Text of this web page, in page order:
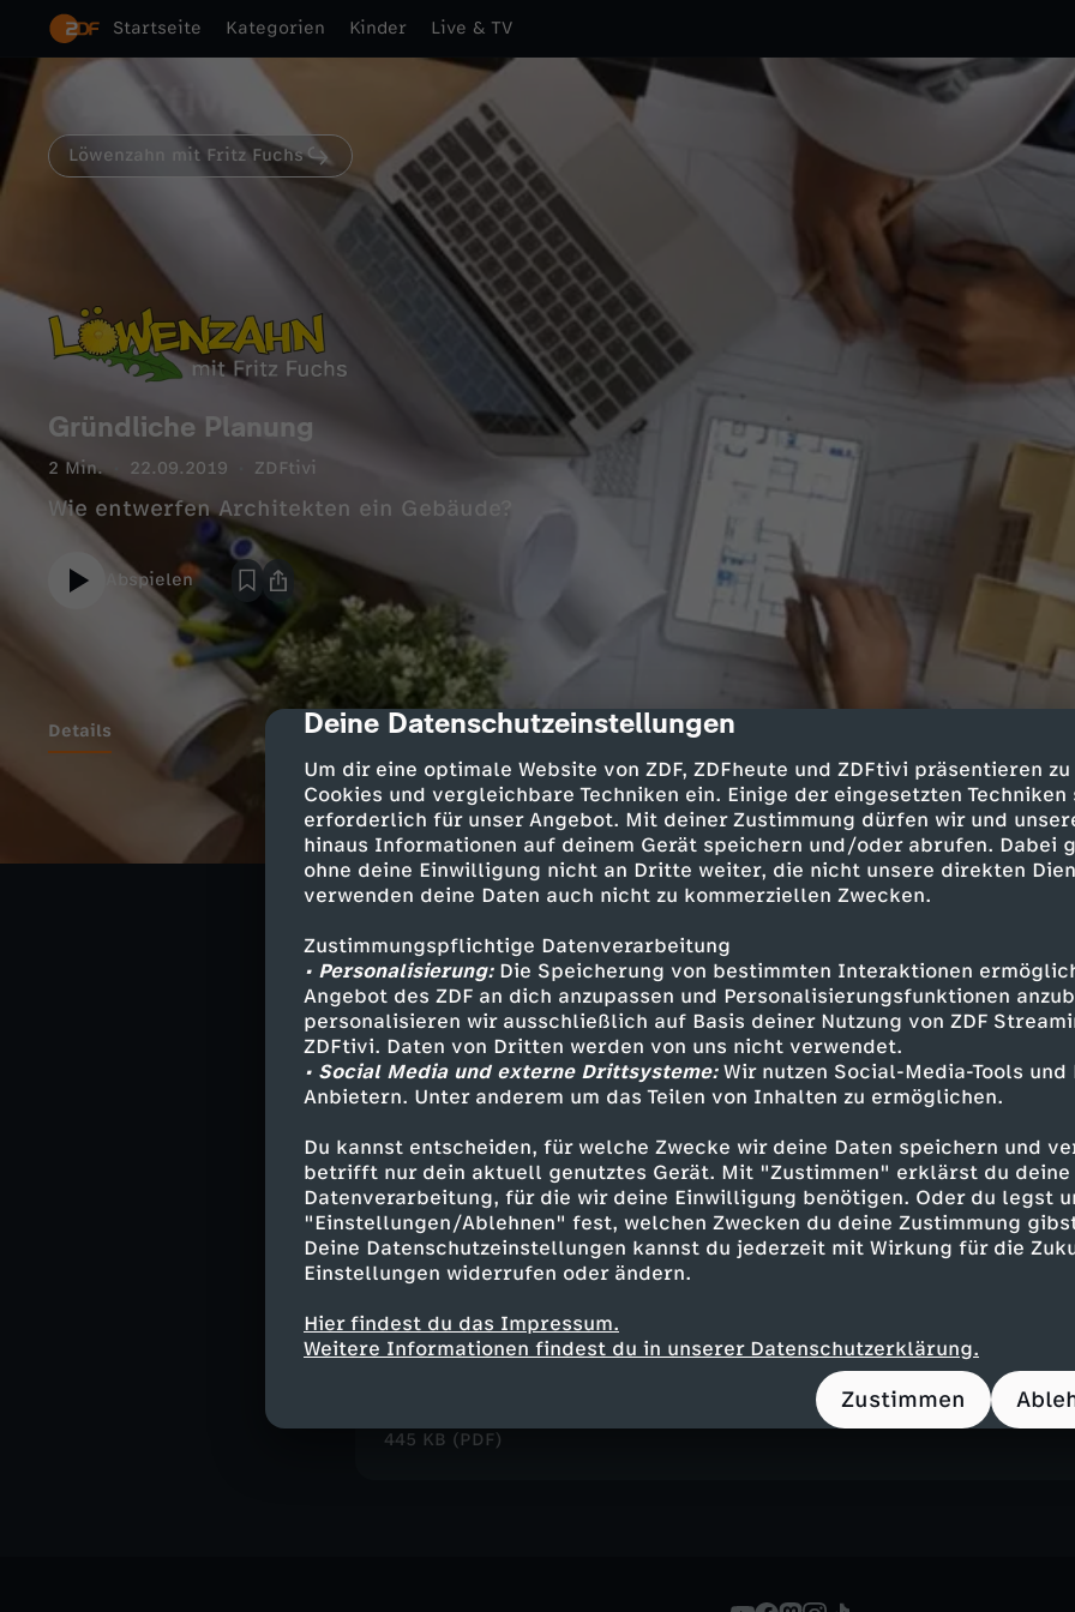
cmp-dialog-description
Deine Datenschutzeinstellungen
Um dir eine optimale Website von ZDF, ZDFheute und ZDFtivi präsentieren
Cookies und vergleichbare Techniken ein. Einige der eingesetzten
erforderlich für unser Angebot. Mit deiner Zustimmung dürfen wir und
hinaus Informationen auf deinem Gerät speichern und/oder abrufen. Dabei
ohne deine Einwilligung nicht an Dritte weiter, die nicht unsere direkten
verwenden deine Daten auch nicht zu kommerziellen Zwecken.
Zustimmungspflichtige Datenverarbeitung
• Personalisierung:Die Speicherung von bestimmten Interaktionen
Angebot des ZDF an dich anzupassen und Personalisierungsfunktionen
personalisieren wir ausschließlich auf Basis deiner Nutzung von ZDF
ZDFtivi. Daten von Dritten werden von uns nicht verwendet.
• Social Media und externe Drittsysteme:Wir nutzen Social-Media-Tools und
Anbietern. Unter anderem um das Teilen von Inhalten zu ermöglichen.
Du kannst entscheiden, für welche Zwecke wir deine Daten speichern und
betrifft nur dein aktuell genutztes Gerät. Mit "Zustimmen" erklärst du deine
Datenverarbeitung, für die wir deine Einwilligung benötigen. Oder du legst
"Einstellungen/Ablehnen" fest, welchen Zwecken du deine Zustimmung
Deine Datenschutzeinstellungen kannst du jederzeit mit Wirkung für die
Einstellungen widerrufen oder ändern.
Hier findest du das Impressum.
Weitere Informationen findest du in unserer Datenschutzerklärung.
Zustimmen
Startseite Kategorien Kinder Live & TV
Löwenzahn mit Fritz Fuchs
Gründliche Planung
2 Min. 22.09.2019 ZDFtivi
Wie entwerfen Architekten ein Gebäude?
Abspielen
Details
Ähnliche Inhalte entdecken
Löwenzahn mit Fritz Fuchs Löwenzahn
Bauwagen zum Nachbasteln
Herunterladen
3,2 MB (PDF)
Leckeres Blaubeerbrot-Rezept
Aus der Folge "Brot und Korn"
Herunterladen
126 KB (PDF)
Freundebuch von Keks
445 KB (PDF)